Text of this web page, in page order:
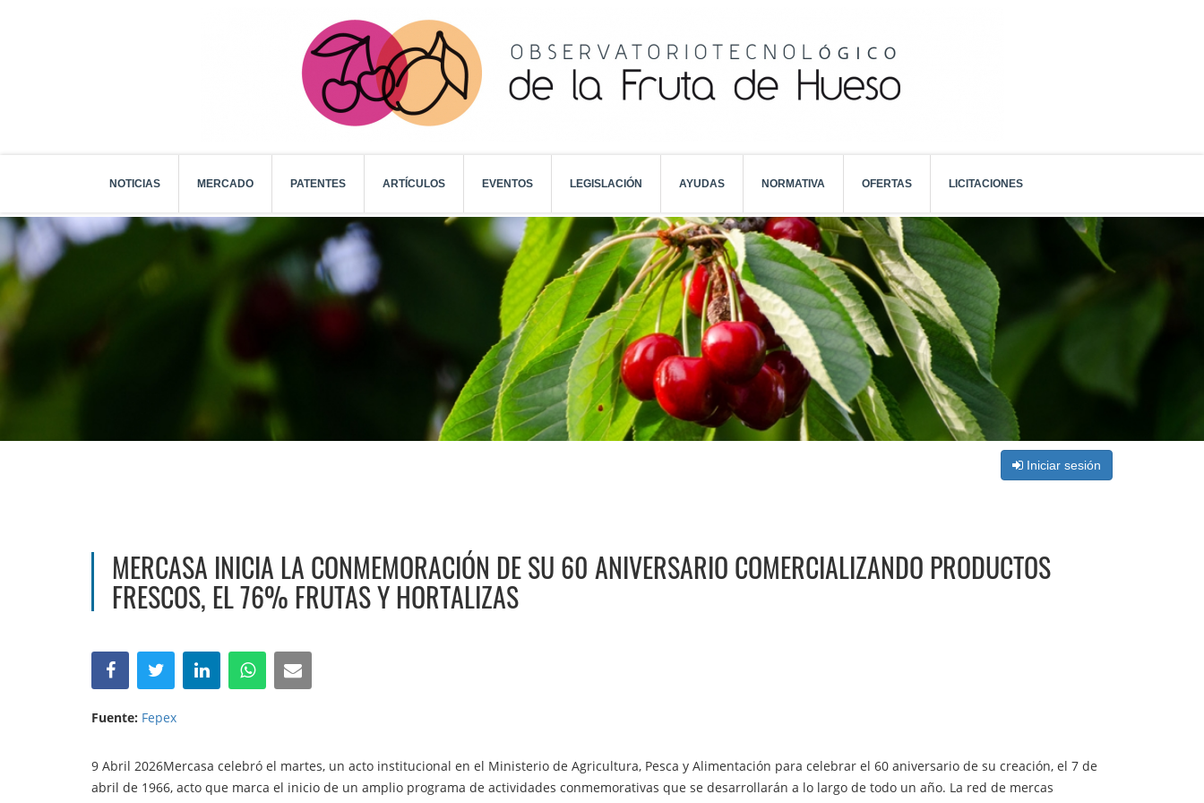
NOTICIAS MERCADO PATENTES ARTÍCULOS EVENTOS LEGISLACIÓN AYUDAS NORMATIVA OFERTAS LICITACIONES
Iniciar sesión
MERCASA INICIA LA CONMEMORACIÓN DE SU 60 ANIVERSARIO COMERCIALIZANDO PRODUCTOS
FRESCOS, EL 76% FRUTAS Y HORTALIZAS
Fuente: Fepex
9 Abril 2026Mercasa celebró el martes, un acto institucional en el Ministerio de Agricultura, Pesca y Alimentación para celebrar el 60 aniversario de su creación, el 7 de
abril de 1966, acto que marca el inicio de un amplio programa de actividades conmemorativas que se desarrollarán a lo largo de todo un año. La red de mercas